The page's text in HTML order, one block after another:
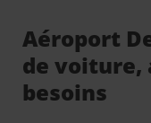
Aéroport
de voiture,
besoins